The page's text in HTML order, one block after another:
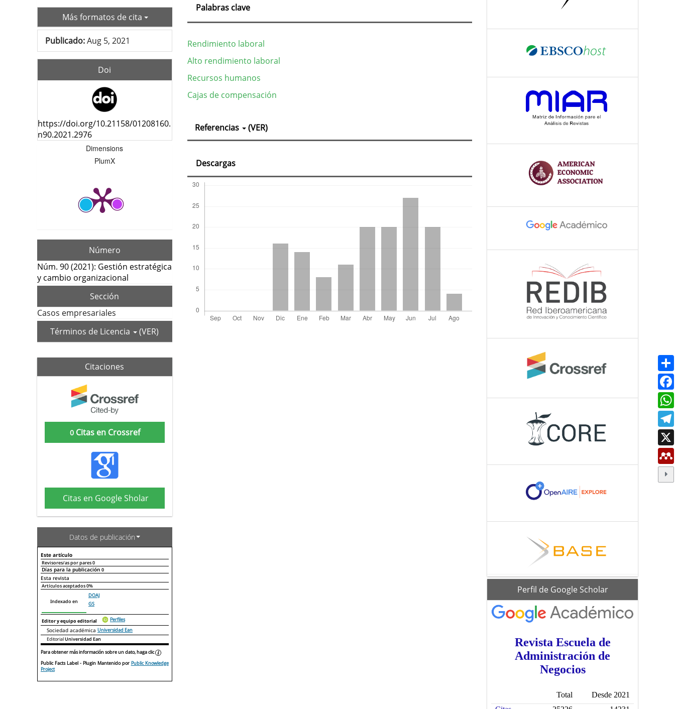
Más formatos de cita
Publicado:Aug 5, 2021
Doi
https://doi.org/10.21158/01208160.
n90.2021.2976
Dimensions
PlumX
Número
Núm. 90 (2021): Gestión estratégica
y cambio organizacional
Sección
Casos empresariales
Términos de Licencia
(VER)
Citaciones
0Citas en Crossref
Citas en Google Sholar
Datos de publicación
Este artículo
Revisores/as por pares0
Días para la publicación 0
Declaraciones de autoría
Esta revista
Artículos aceptados0%
Indexado en
DOAJ
GS
Editor y equipo editorial Perfiles
Sociedad académica Universidad Ean
EditorialUniversidad Ean
Para obtener más información sobre un dato, haga clic
Public Facts Label- Plugin Mantenido por Public Knowledge
Project
Palabras clave
Rendimiento laboral
Alto rendimiento laboral
Recursos humanos
Cajas de compensación
Detalles
del
artículo
Referencias (VER)
Descargas
scholarPerfil de Google Scholar